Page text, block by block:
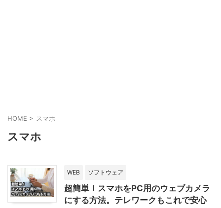
HOME > スマホ
スマホ
WEB ソフトウェア
超簡単！スマホをPC用のウェブカメラ
にする方法。テレワークもこれで安心